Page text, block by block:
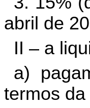
abril de
II – a
a)
termos